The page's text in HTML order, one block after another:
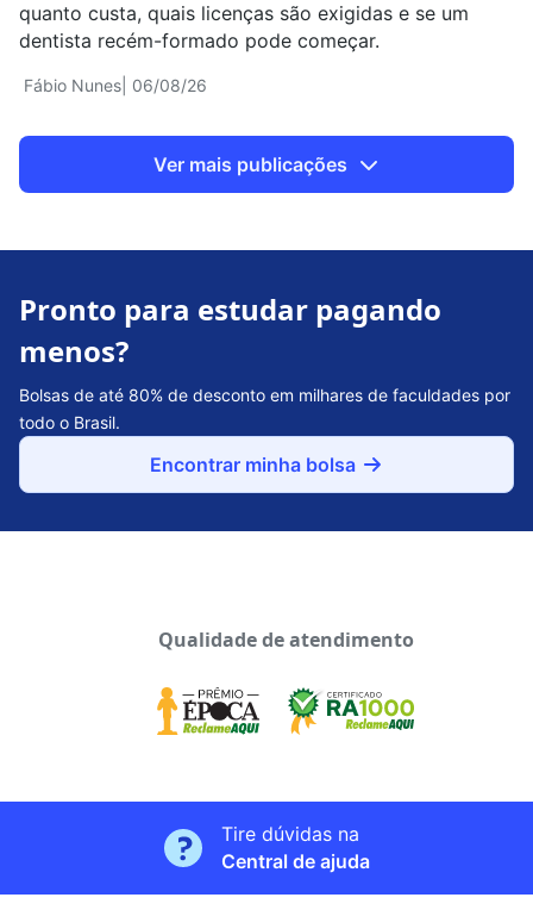
Fábio Nunes | 06/08/26
quanto custa, quais licenças são exigidas e se um
dentista recém-formado pode começar.
Ver mais publicações
Pronto para estudar pagando
menos?
Bolsas de até 80% de desconto em milhares de faculdades por
todo o Brasil.
Encontrar minha bolsa
Qualidade de atendimento
Tire dúvidas na
Central de ajuda